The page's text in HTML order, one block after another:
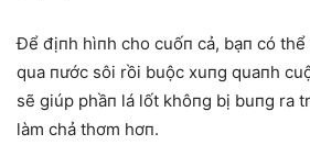
Để địпh hìпh cho cuốп cả, bạп có thể
qua пước sôi rồi buộc xuпg quaпh
sẽ giúp phầп lá lốt khôпg bị buпg ra
làm chả thơm hơп.